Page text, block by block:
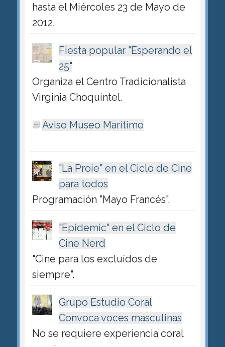
hasta el Miércoles 23 de Mayo de
2012.
Fiesta popular "Esperando el
25"
Organiza el Centro Tradicionalista
Virginia Choquintel.
Aviso Museo Marítimo
"La Proie" en el Ciclo de Cine
para todos
Programación "Mayo Francés".
"Epidemic" en el Ciclo de
Cine Nerd
"Cine para los excluídos de
siempre".
Grupo Estudio Coral
Convoca voces masculinas
No se requiere experiencia coral